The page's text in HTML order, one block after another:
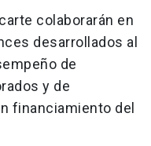
colaborarán en
desarrollados al
de
y de
financiamiento del